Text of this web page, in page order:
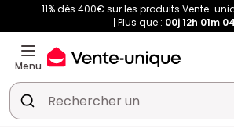
-11% dès 400€ sur les produits Vente-
Plus que : 00j 12h 01m
Menu